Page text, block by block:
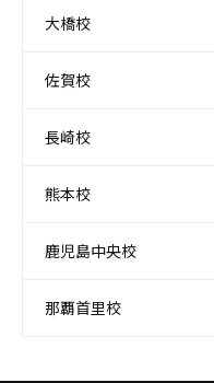
大橋校
佐賀校
長崎校
熊本校
鹿児島中央校
那覇首里校